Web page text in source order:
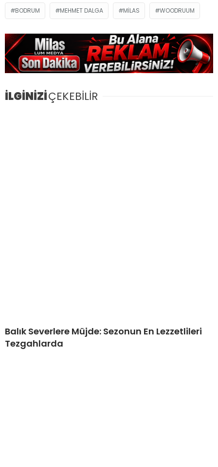
BODRUM MEHMET DALGA MILAS WOODRUUM
İLGİNİZİÇEKEBİLİR
Balık Severlere Müjde: Sezonun En Lezzetlileri
Tezgahlarda